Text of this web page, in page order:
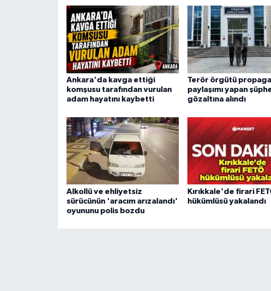
Ankara'da kavga ettiği
komşusu tarafından vurulan
adam hayatını kaybetti
Terör örgütü
paylaşımı yapan
gözaltına alındı
Alkollü ve ehliyetsiz
sürücünün 'aracım arızalandı'
oyununu polis bozdu
Kırıkkale'de firari
hükümlüsü yakalandı